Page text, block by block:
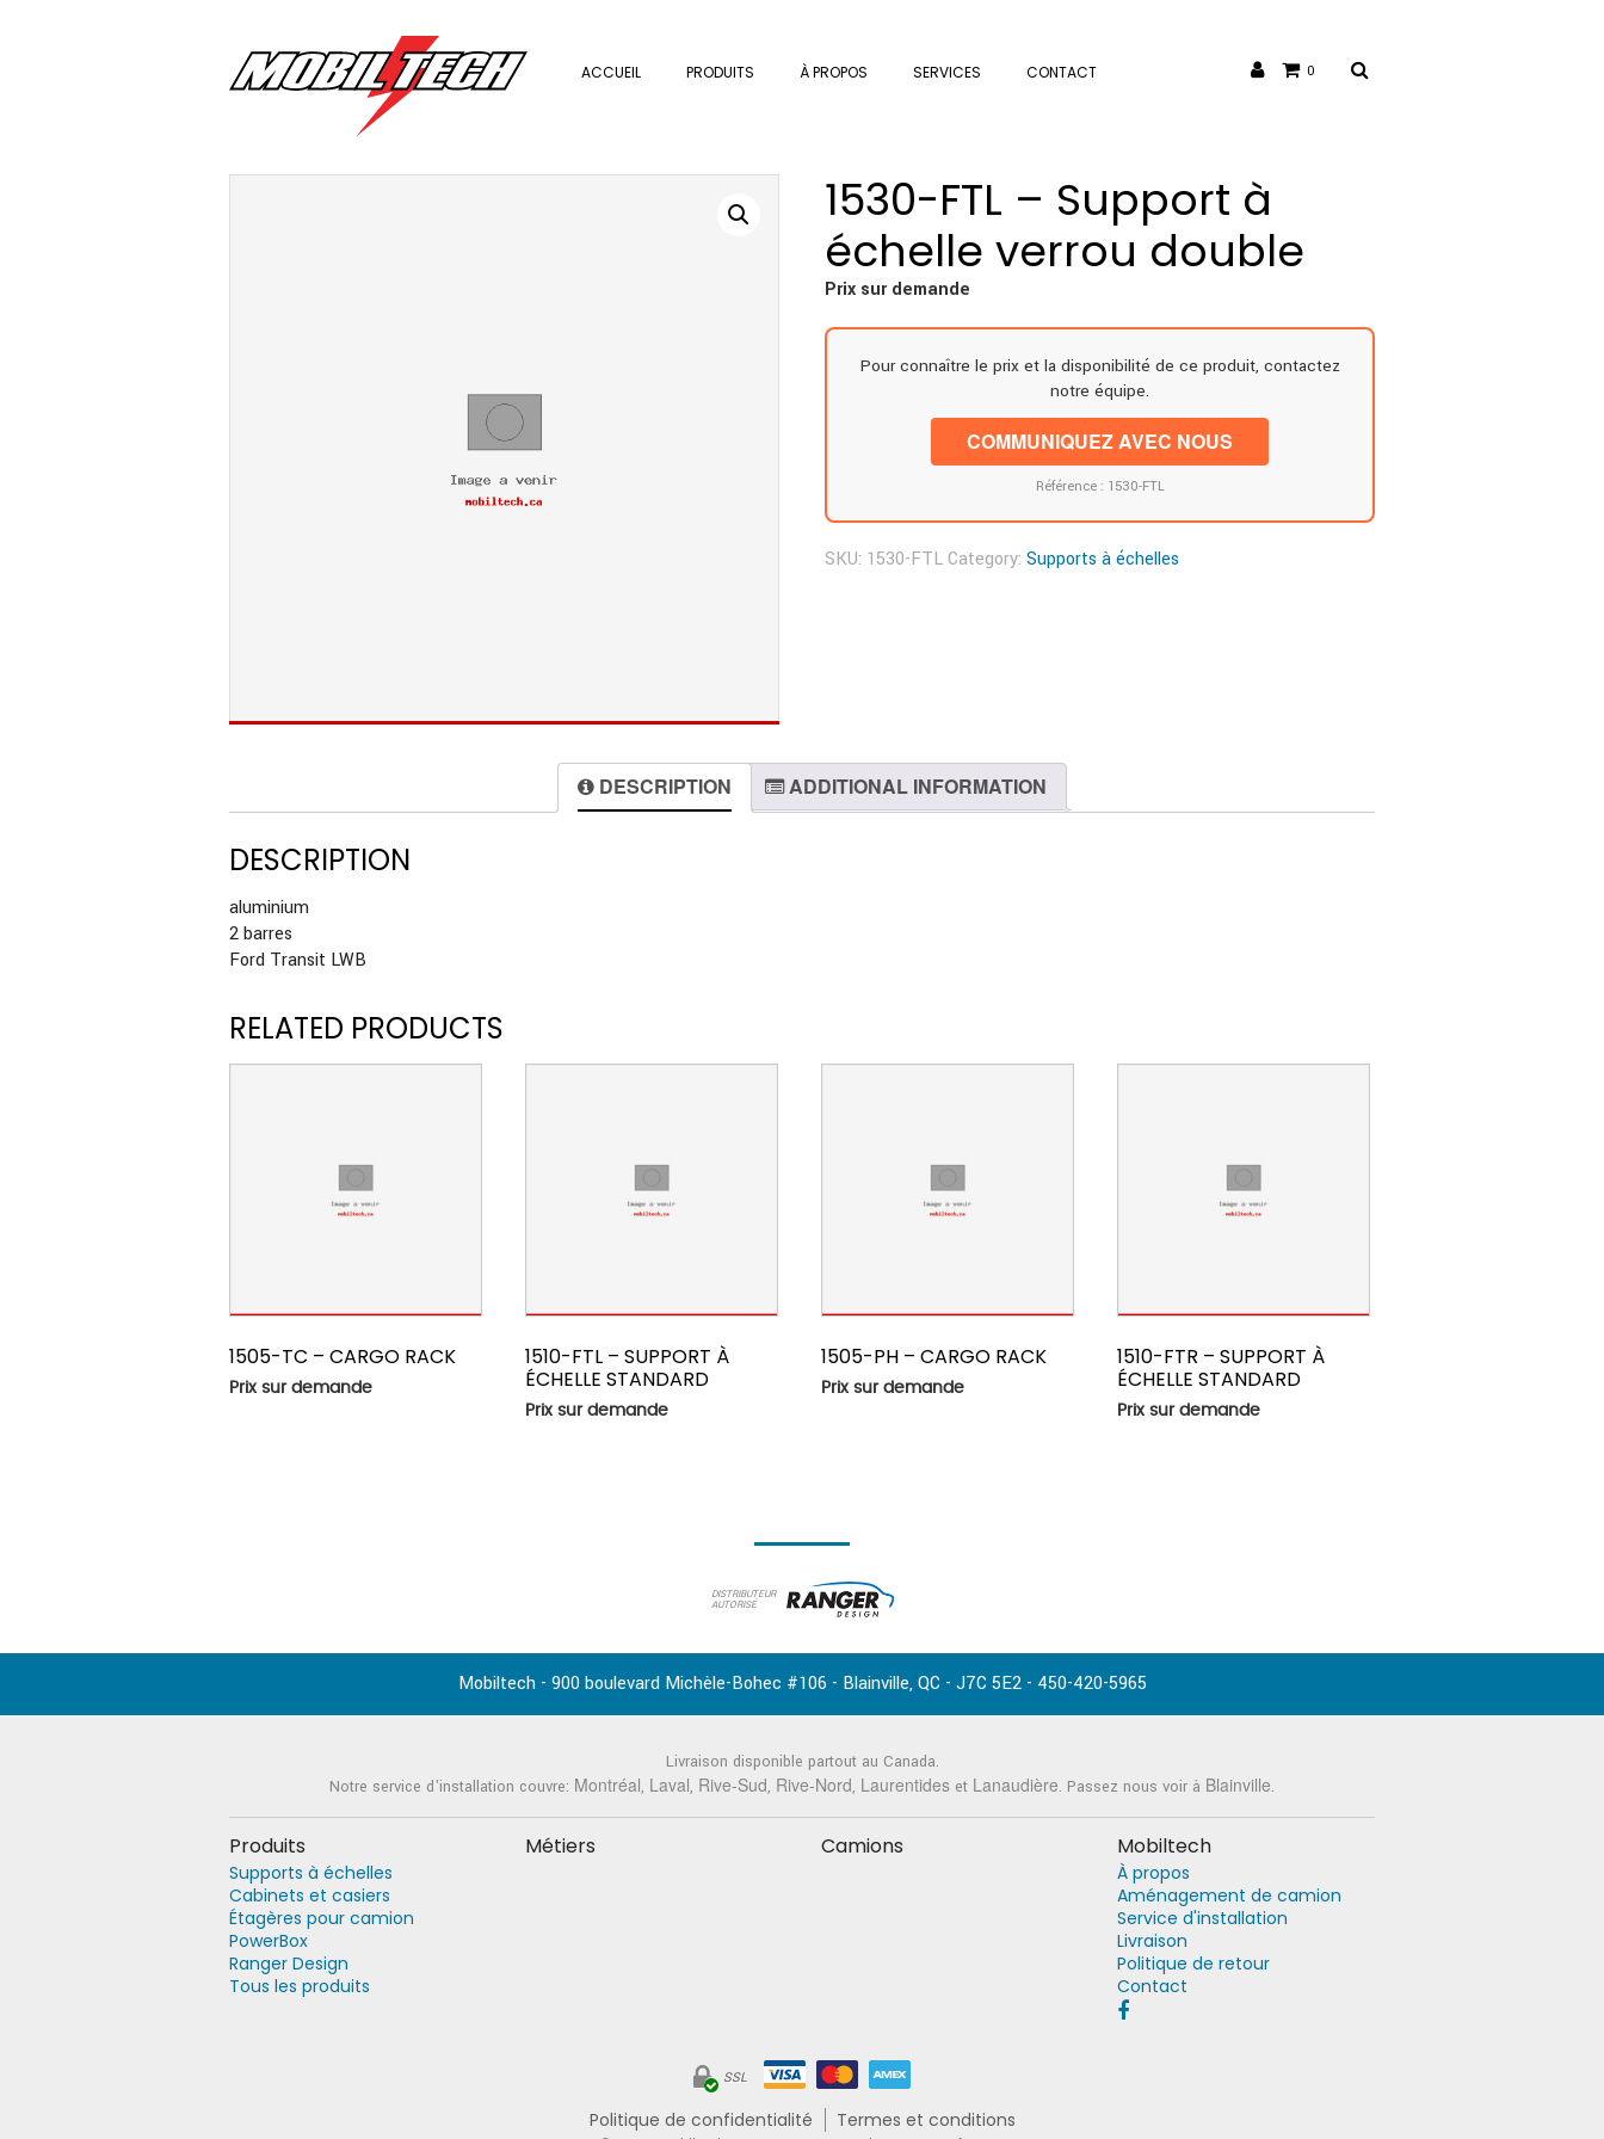
ACCUEIL PRODUITS À PROPOS SERVICES CONTACT 0
1530-FTL – Support à
échelle verrou double
Prix sur demande
Pour connaître le prix et la disponibilité de ce produit, contactez
notre équipe.
COMMUNIQUEZ AVEC NOUS
Référence : 1530-FTL
SKU: 1530-FTL Category:Supports à échelles
DESCRIPTION ADDITIONAL INFORMATION
DESCRIPTION
aluminium
2 barres
Ford Transit LWB
RELATED PRODUCTS
1505-TC – CARGO RACK
Prix sur demande
1510-FTL – SUPPORT À
ÉCHELLE STANDARD
Prix sur demande
1505-PH – CARGO RACK
Prix sur demande
1510-FTR – SUPPORT À
ÉCHELLE STANDARD
Prix sur demande
DISTRIBUTEUR
AUTORISÉ
Mobiltech - 900 boulevard Michèle-Bohec #106 - Blainville,QC - J7C 5E2- 450-420-5965
Livraison disponible partout au Canada.
Notre service d'installation couvre: Montréal, Laval, Rive-Sud, Rive-Nord, Laurentides et Lanaudière. Passez nous voir à Blainville.
Produits
Supports à échelles
Cabinets et casiers
Étagères pour camion
PowerBox
Ranger Design
Tous les produits
Métiers Camions Mobiltech
À propos
Aménagement de camion
Service d'installation
Livraison
Politique de retour
Contact
SSL
Politique de confidentialité Termes et conditions